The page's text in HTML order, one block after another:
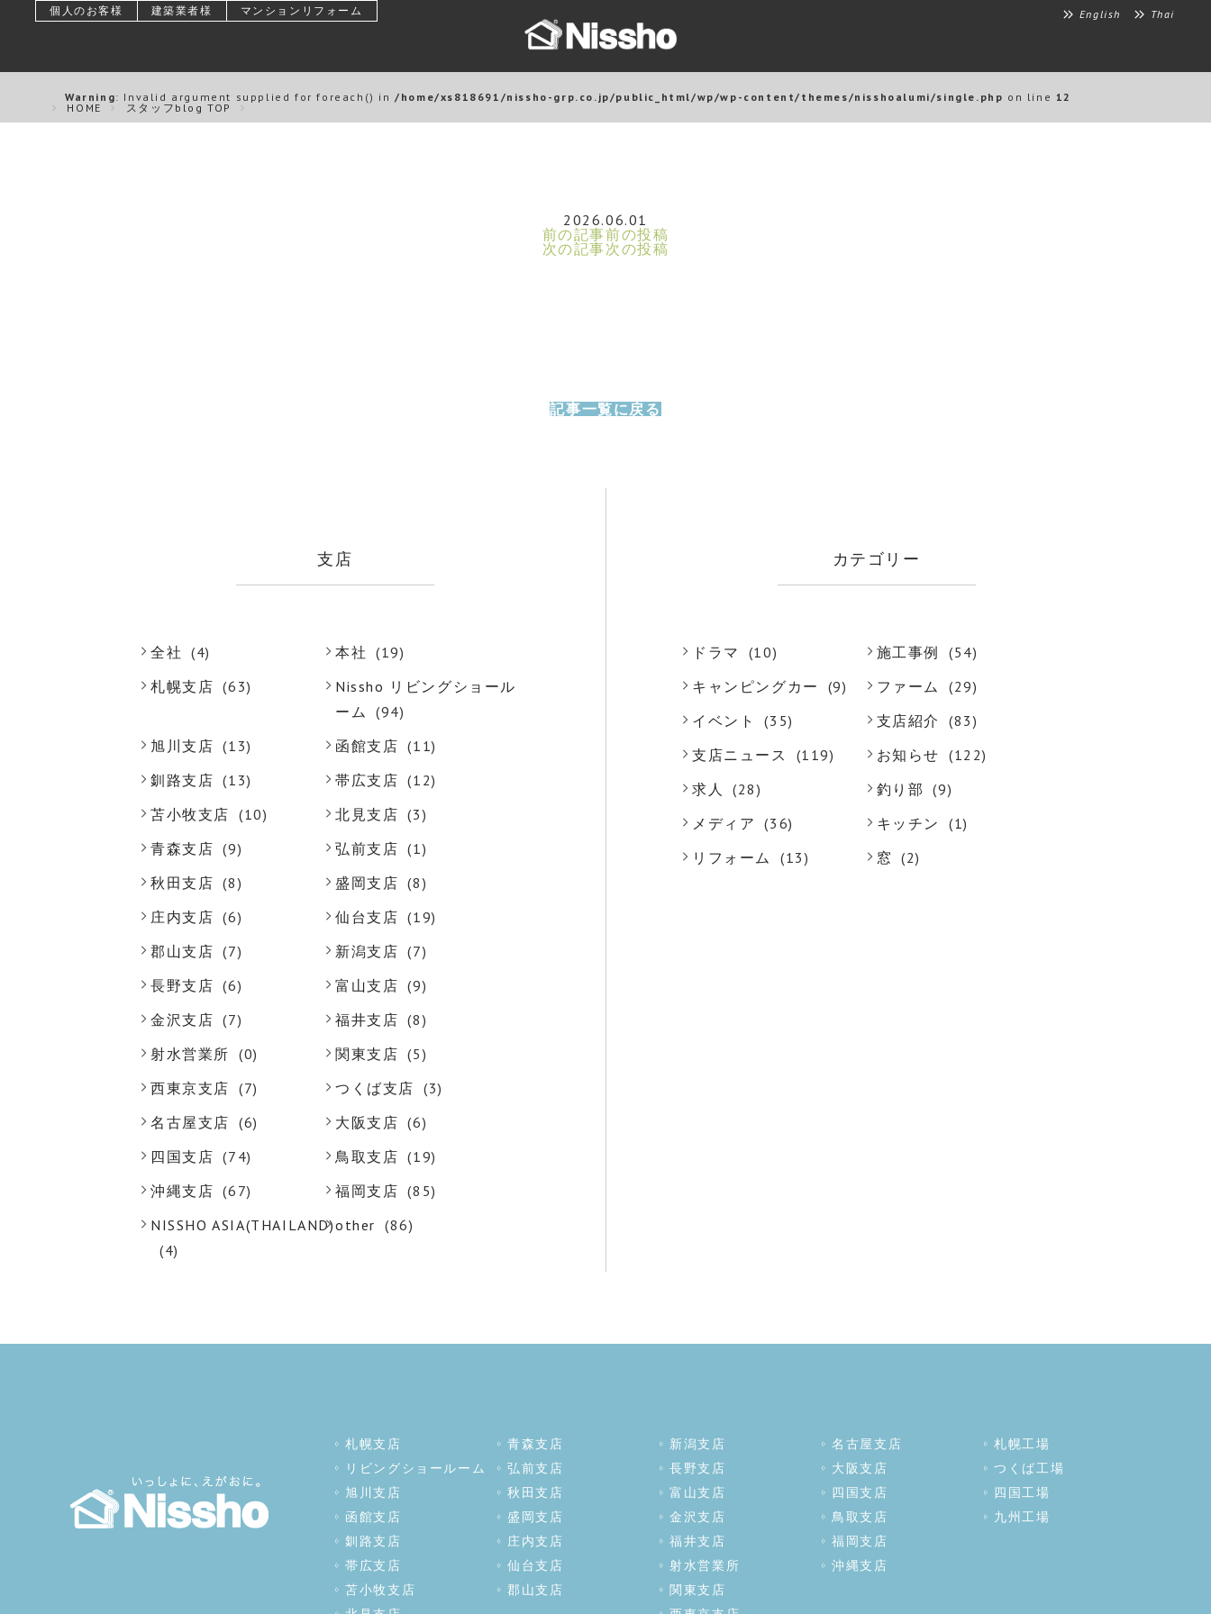
個人のお客様 建築業者様 マンションリフォーム English Thai
Warning: Invalid argument supplied for foreach() in/home/xs818691/nissho-grp.co.jp/public_html/wp/wp-content/themes/nisshoalumi/single.php on line 12
HOME
スタッフblog TOP
2026.06.01
前の記事前の投稿
次の記事次の投稿
記事一覧に戻る
支店
全社 (4) 本社
(19)
札幌支店 (63)
Nissho リビングショール
ーム
(94)
旭川支店 (13) 函館支店 (11)
釧路支店 (13) 帯広支店 (12)
苫小牧支店 (10) 北見支店 (3)
青森支店 (9) 弘前支店 (1)
秋田支店 (8) 盛岡支店 (8)
庄内支店 (6) 仙台支店 (19)
郡山支店 (7) 新潟支店 (7)
長野支店 (6) 富山支店 (9)
金沢支店 (7) 福井支店 (8)
射水営業所 (0) 関東支店 (5)
西東京支店 (7) つくば支店 (3)
名古屋支店 (6) 大阪支店 (6)
四国支店 (74) 鳥取支店 (19)
沖縄支店 (67) 福岡支店 (85)
NISSHO ASIA(THAILAND)
(4)
other (86)
カテゴリー
ドラマ (10) 施工事例
(54)
キャンピングカー
(9) ファーム
(29)
イベント
(35) 支店紹介
(83)
支店ニュース
(119) お知らせ (122)
求人
(28) 釣り部
(9)
メディア
(36) キッチン
(1)
リフォーム
(13) 窓 (2)
札幌支店
リビングショールーム
旭川支店
函館支店
釧路支店
帯広支店
苫小牧支店
青森支店
弘前支店
秋田支店
盛岡支店
庄内支店
仙台支店
郡山支店
新潟支店
長野支店
富山支店
金沢支店
福井支店
射水営業所
関東支店
名古屋支店
大阪支店
四国支店
鳥取支店
福岡支店
沖縄支店
札幌工場
つくば工場
四国工場
九州工場